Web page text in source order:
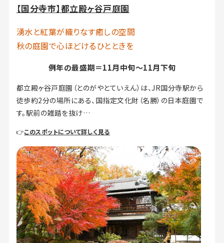
【国分寺市】都立殿ヶ谷戸庭園
湧水と紅葉が織りなす癒しの空間
秋の庭園で心ほどけるひとときを
例年の最盛期＝11月中旬～11月下旬
都立殿ヶ谷戸庭園（とのがやとていえん）は、JR国分寺駅から
徒歩約2分の場所にある、国指定文化財（名勝）の日本庭園で
す。駅前の雑踏を抜け…
👉このスポットについて詳しく見る